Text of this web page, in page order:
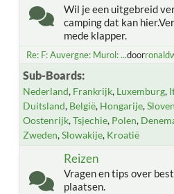
Wil je een uitgebreid
camping dat kan
mede klapper.
Re: F: Auvergne: Murol: ...door
Sub-Boards
Nederland Frankrijk Luxemburg
Duitsland België Hongarije
Oostenrijk Tsjechie Polen
Zweden Slowakije Kroatië
Reizen
Vragen en tips over
plaatsen.